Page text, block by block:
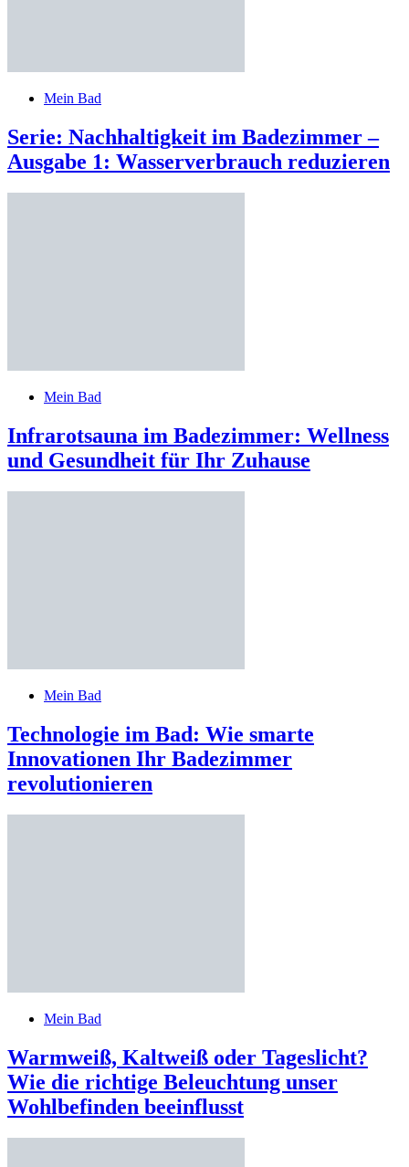
Mein Bad
Serie: Nachhaltigkeit im Badezimmer –
Ausgabe 1: Wasserverbrauch reduzieren
Mein Bad
Infrarotsauna im Badezimmer: Wellness
und Gesundheit für Ihr Zuhause
Mein Bad
Technologie im Bad: Wie smarte
Innovationen Ihr Badezimmer
revolutionieren
Mein Bad
Warmweiß, Kaltweiß oder Tageslicht?
Wie die richtige Beleuchtung unser
Wohlbefinden beeinflusst